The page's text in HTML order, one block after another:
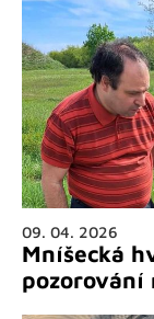
09. 04. 2026
Mníšecká
pozorování